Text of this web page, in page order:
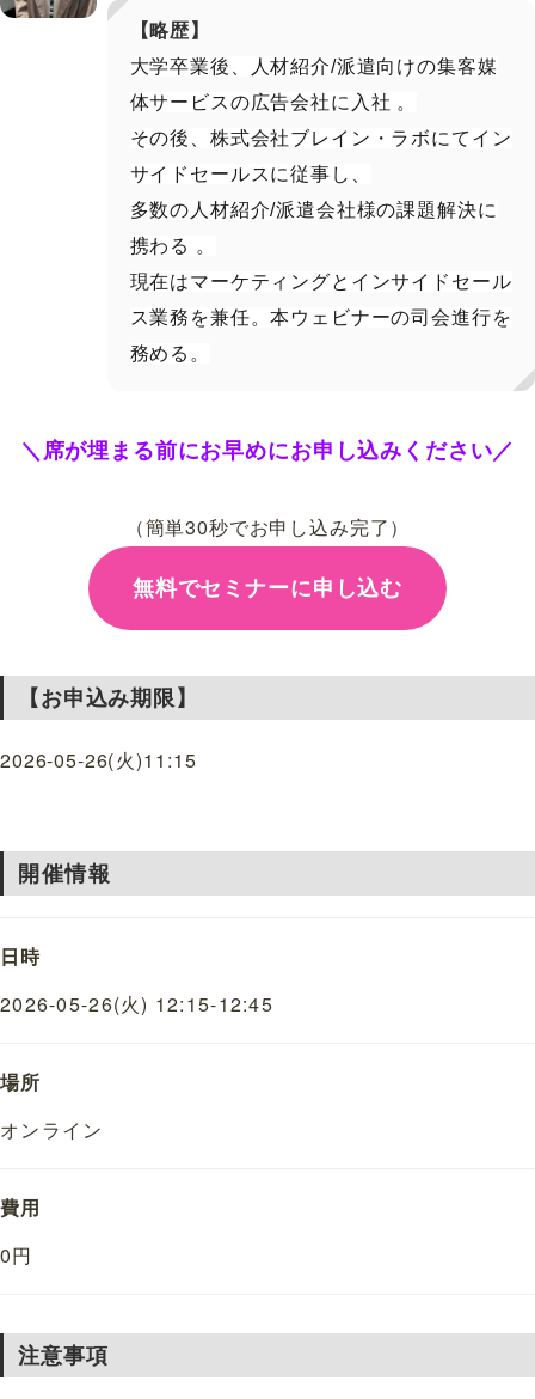
【略歴】
大学卒業後、人材紹介/派遣向けの集客媒
体サービスの広告会社に入社 。
その後、株式会社ブレイン・ラボにてイン
サイドセールスに従事し、
多数の人材紹介/派遣会社様の課題解決に
携わる 。
現在はマーケティングとインサイドセール
ス業務を兼任。本ウェビナーの司会進行を
務める。
＼席が埋まる前にお早めにお申し込みください／
（簡単30秒でお申し込み完了）
無料でセミナーに申し込む
【お申込み期限】
2026-05-26(火)11:15
開催情報
日時
2026-05-26(火) 12:15-12:45
場所
オンライン
費用
0円
注意事項